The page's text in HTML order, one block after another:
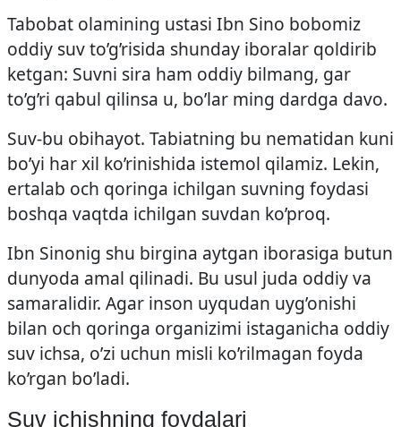
Tabobat olamining ustasi Ibn Sino bobomiz
oddiy suv to’g’risida shunday iboralar qoldirib
ketgan: Suvni sira ham oddiy bilmang, gar
to’g’ri qabul qilinsa u, bo’lar ming dardga davo.
Suv-bu obihayot. Tabiatning bu nematidan kuni
bo’yi har xil ko’rinishida istemol qilamiz. Lekin,
ertalab och qoringa ichilgan suvning foydasi
boshqa vaqtda ichilgan suvdan ko’proq.
Ibn Sinonig shu birgina aytgan iborasiga butun
dunyoda amal qilinadi. Bu usul juda oddiy va
samaralidir. Agar inson uyqudan uyg’onishi
bilan och qoringa organizimi istaganicha oddiy
suv ichsa, o’zi uchun misli ko’rilmagan foyda
ko’rgan bo’ladi.
Suv ichishning foydalari